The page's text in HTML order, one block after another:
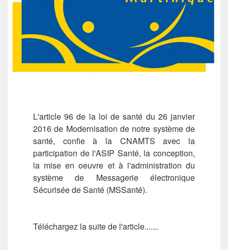
L'article 96 de la loi de santé du 26 janvier
2016 de Modernisation de notre système de
santé, confie à la CNAMTS avec la
participation de l'ASIP Santé, la conception,
la mise en oeuvre et à l'administration du
système de Messagerie électronique
Sécurisée de Santé (MSSanté).
Téléchargez la suite de l'article.......